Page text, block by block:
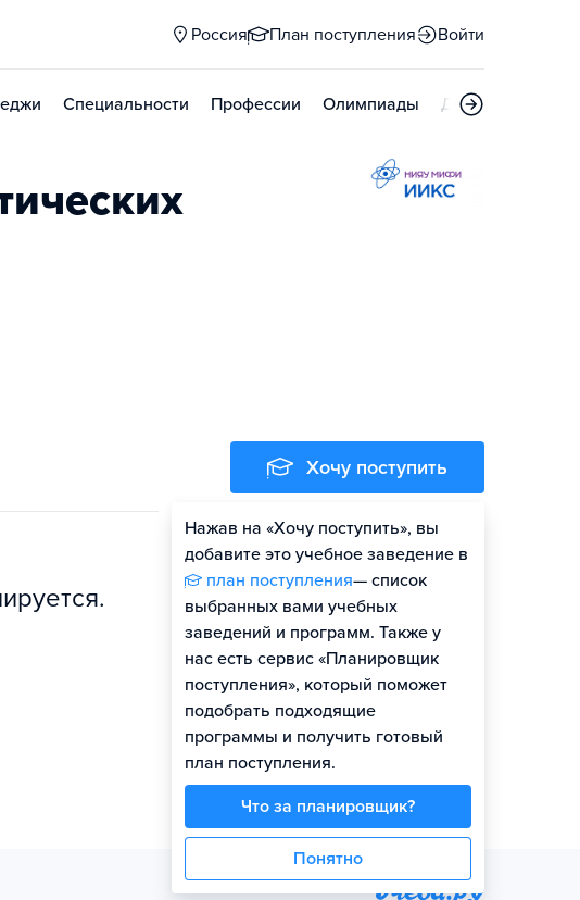
Россия План поступления Войти
Специальности Профессии Олимпиады Дни открытых
Хочу поступить
Нажав на «Хочу поступить», вы
добавите это учебное заведение в
план поступления— список
выбранных вами учебных
заведений и программ. Также у
нас есть сервис «Планировщик
поступления», который поможет
подобрать подходящие
программы и получить готовый
план поступления.
Что за планировщик?
Понятно
Оценить шансы